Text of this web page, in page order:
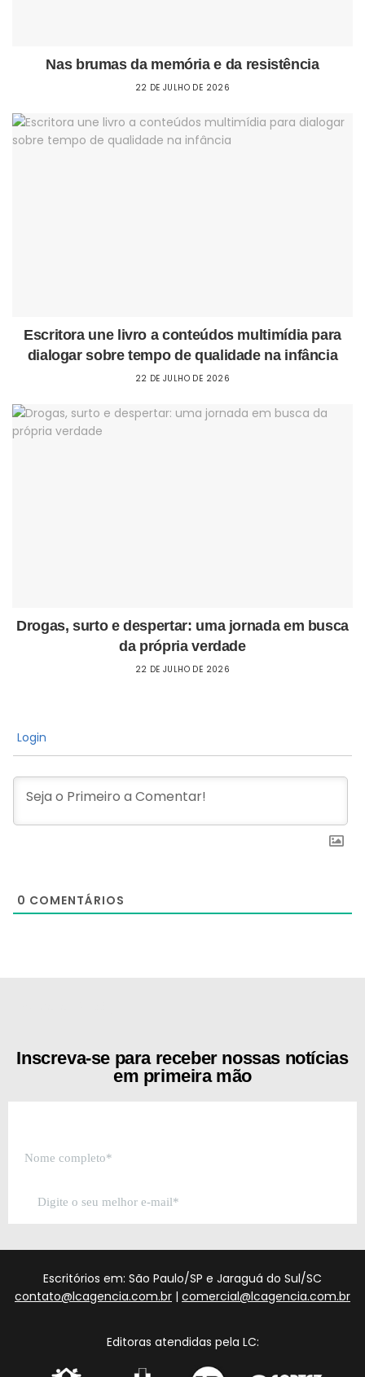
Nas brumas da memória e da resistência
22 DE JULHO DE 2026
Escritora une livro a conteúdos multimídia para
dialogar sobre tempo de qualidade na infância
22 DE JULHO DE 2026
Drogas, surto e despertar: uma jornada em busca
da própria verdade
22 DE JULHO DE 2026
Login
0 COMENTÁRIOS
Inscreva-se para receber nossas notícias
em primeira mão
Escritórios em: São Paulo/SP e Jaraguá do Sul/SC
contato@lcagencia.com.br | comercial@lcagencia.com.br
Editoras atendidas pela LC: